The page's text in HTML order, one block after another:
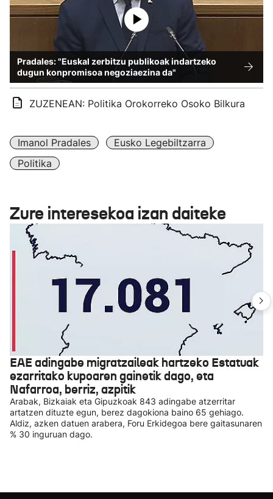
Pradales: "Euskal zerbitzu publikoak indartzeko
dugun konpromisoa negoziaezina da"
ZUZENEAN: Politika Orokorreko Osoko Bilkura
Imanol Pradales
Eusko Legebiltzarra
Politika
Zure interesekoa izan daiteke
EAE adingabe migratzaileak hartzeko Estatuak
ezarritako kupoaren gainetik dago, eta
Nafarroa, berriz, azpitik
Arabak, Bizkaiak eta Gipuzkoak 843 adingabe atzerritar
artatzen dituzte egun, berez dagokiona baino 65 gehiago.
Aldiz, azken datuen arabera, Foru Erkidegoa bere gaitasunaren
% 30 inguruan dago.